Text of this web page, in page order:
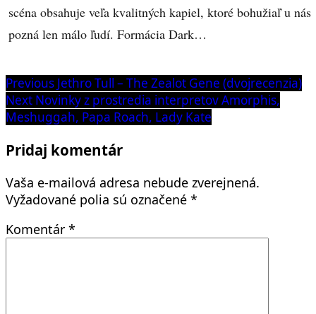
scéna obsahuje veľa kvalitných kapiel, ktoré bohužiaľ u nás
pozná len málo ľudí. Formácia Dark…
Navigácia
v
článku
Previous Previous
post:
Jethro Tull – The Zealot Gene (dvojrecenzia)
Next Next
post:
Novinky z prostredia interpretov Amorphis,
Meshuggah, Papa Roach, Lady Kate
Pridaj komentár
Vaša e-mailová adresa nebude zverejnená.
Vyžadované polia sú označené *
Komentár *